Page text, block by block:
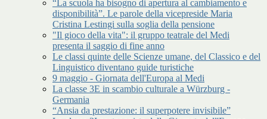
“La scuola ha bisogno di apertura al cambiamento e
disponibilità”. Le parole della vicepreside Maria
Cristina Lestingi sulla soglia della pensione
"Il gioco della vita": il gruppo teatrale del Medi
presenta il saggio di fine anno
Le classi quinte delle Scienze umane, del Classico e del
Linguistico diventano guide turistiche
9 maggio - Giornata dell'Europa al Medi
La classe 3E in scambio culturale a Würzburg -
Germania
“Ansia da prestazione: il superpotere invisibile”